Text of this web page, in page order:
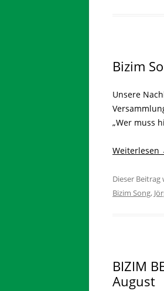
Bizim
Unsere
„Wer muss
Weiterlesen
Dieser Beitrag
Bizim Song,
BIZIM
August